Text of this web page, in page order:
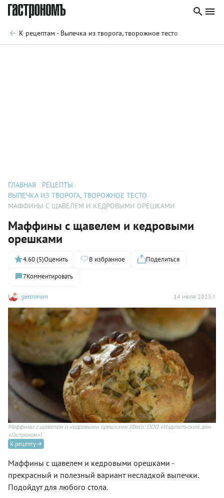
К рецептам - Выпечка из творога, творожное тесто
ГЛАВНАЯ
РЕЦЕПТЫ
ВЫПЕЧКА ИЗ ТВОРОГА, ТВОРОЖНОЕ ТЕСТО
МАФФИНЫ С ЩАВЕЛЕМ И КЕДРОВЫМИ ОРЕШКАМИ
Маффины с щавелем и кедровыми
орешками
gastronom 14 июля 2025 г.
4.60 (5)Оценить В избранное
Поделиться
7Комментировать
Маффины с щавелем и кедровыми орешками (Фото: ООО «Издательский дом
«Гастроном»)
К рецепту
Маффины с щавелем и кедровыми орешками -
прекрасный и полезный вариант несладкой выпечки.
Подойдут для любого стола.